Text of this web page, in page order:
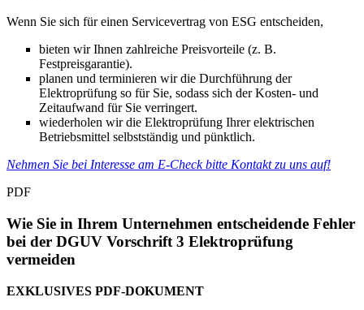
Wenn Sie sich für einen Servicevertrag von ESG entscheiden,
bieten wir Ihnen zahlreiche Preisvorteile (z. B.
Festpreisgarantie).
planen und terminieren wir die Durchführung der
Elektroprüfung so für Sie, sodass sich der Kosten- und
Zeitaufwand für Sie verringert.
wiederholen wir die Elektroprüfung Ihrer elektrischen
Betriebsmittel selbstständig und pünktlich.
Nehmen Sie bei Interesse am E-Check bitte Kontakt zu uns auf!
PDF
Wie Sie in Ihrem Unternehmen entscheidende Fehler
bei der DGUV Vorschrift 3 Elektroprüfung
vermeiden
EXKLUSIVES PDF-DOKUMENT